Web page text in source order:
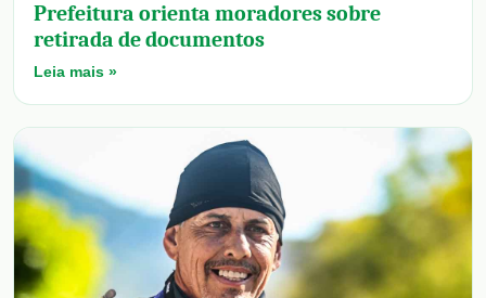
Prefeitura orienta moradores sobre
retirada de documentos
Leia mais »